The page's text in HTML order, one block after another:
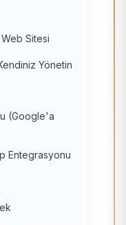
Sitesi
Yönetin
(Google'a
Entegrasyonu